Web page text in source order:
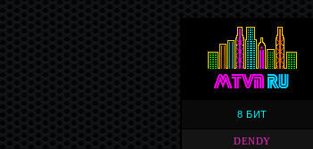
8 БИТ
DENDY